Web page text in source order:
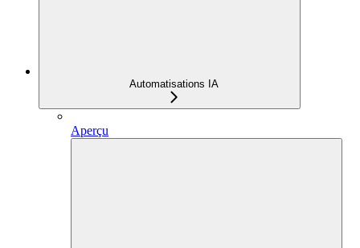
Automatisations IA
Aperçu